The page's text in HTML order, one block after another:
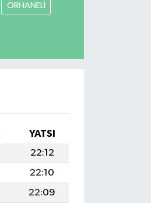
ORHANELİ
YATSI
22:12
22:10
22:09